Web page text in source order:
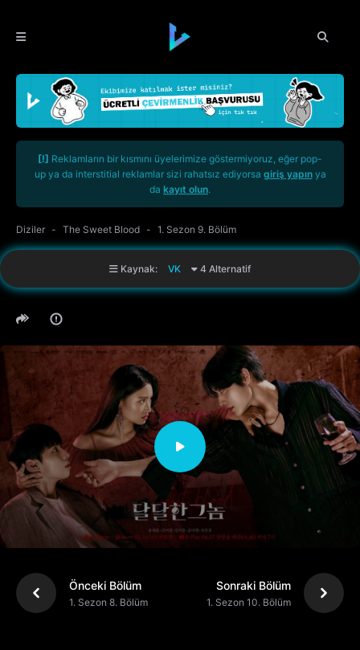
[!] Reklamların bir kısmını üyelerimize göstermiyoruz, eğer pop-
up ya da interstitial reklamlar sizi rahatsız ediyorsa giriş yapınya
da kayıt olun.
Diziler The Sweet Blood 1. Sezon 9. Bölüm
Kaynak: VK 4 Alternatif
Önceki Bölüm
1. Sezon 8. Bölüm
Sonraki Bölüm
1. Sezon 10. Bölüm